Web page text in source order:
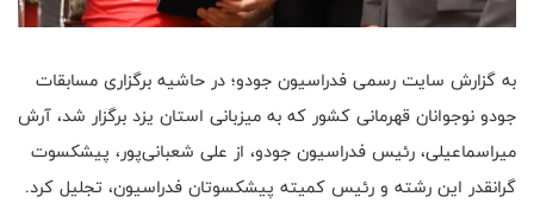
به گزارش سایت رسمی فدراسیون جودو؛ در حاشیه برگزاری مسابقات
جودو نوجوانان قهرمانی کشور که به میزبانی استان یزد برگزار شد، آرش
میراسماعیلی، رئیس فدراسیون جودو، از علی شعبانی‌پور، پیشکسوت
گرانقدر این رشته و رئیس کمیته پیشکسوتان فدراسیون، تجلیل کرد.